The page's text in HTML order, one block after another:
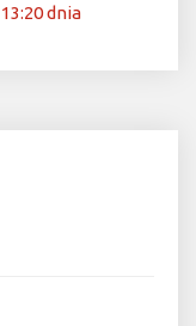
dnia